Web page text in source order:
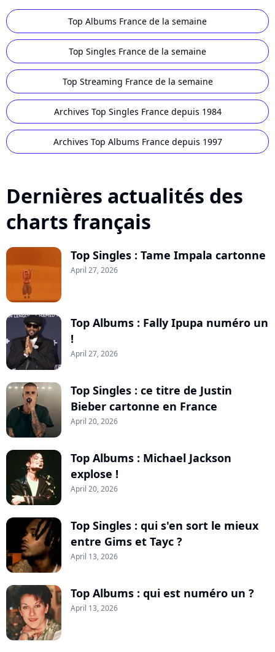
Top Albums France de la semaine
Top Singles France de la semaine
Top Streaming France de la semaine
Archives Top Singles France depuis 1984
Archives Top Albums France depuis 1997
Dernières actualités des
charts français
Top Singles : Tame Impala cartonne
April 27, 2026
Top Albums : Fally Ipupa numéro un
!
April 27, 2026
Top Singles : ce titre de Justin
Bieber cartonne en France
April 20, 2026
Top Albums : Michael Jackson
explose !
April 20, 2026
Top Singles : qui s'en sort le mieux
entre Gims et Tayc ?
April 13, 2026
Top Albums : qui est numéro un ?
April 13, 2026